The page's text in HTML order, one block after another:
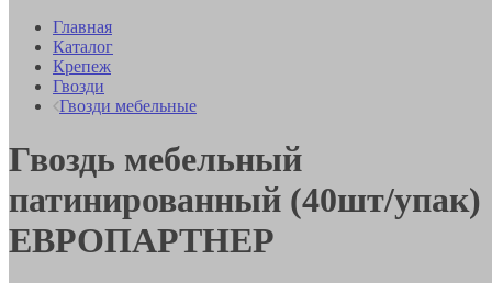
Главная
Каталог
Крепеж
Гвозди
Гвозди мебельные
Гвоздь мебельный
патинированный (40шт/упак)
ЕВРОПАРТНЕР